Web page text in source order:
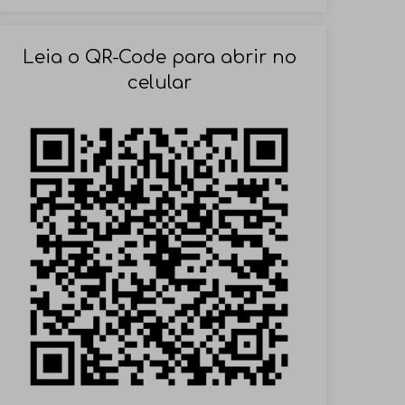
VOLTAR
Leia o QR-Code para abrir no
celular